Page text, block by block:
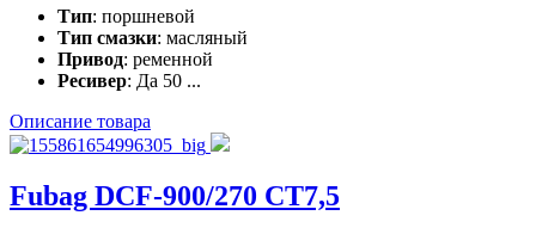
Тип: поршневой
Тип смазки: масляный
Привод: ременной
Ресивер: Да 50 ...
Описание товара
Fubag DCF-900/270 CT7,5